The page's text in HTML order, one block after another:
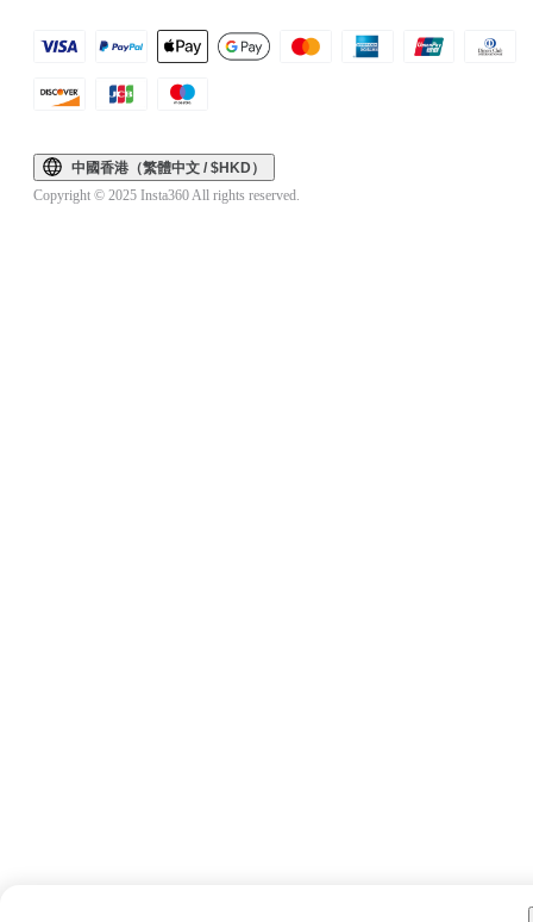
中國香港（繁體中文 / $HKD）
Copyright © 2025 Insta360 All rights reserved.